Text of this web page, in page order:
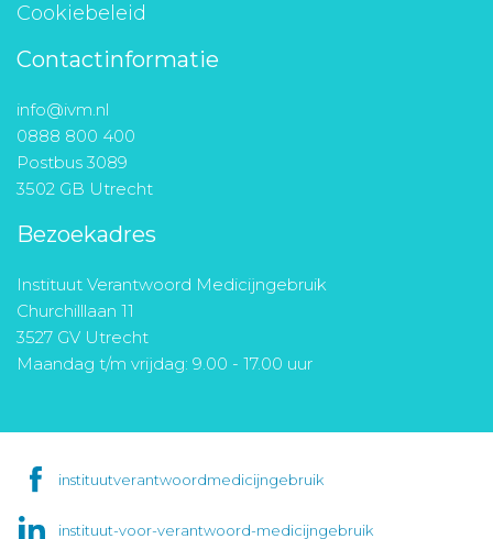
Cookiebeleid
Contactinformatie
info@ivm.nl
0888 800 400
Postbus 3089
3502 GB Utrecht
Bezoekadres
Instituut Verantwoord Medicijngebruik
Churchilllaan 11
3527 GV Utrecht
Maandag t/m vrijdag: 9.00 - 17.00 uur
instituutverantwoordmedicijngebruik
instituut-voor-verantwoord-medicijngebruik